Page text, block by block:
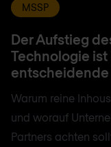
MSSP
Der Aufstieg
Technologie
Warum reine
und worauf
Partners achten